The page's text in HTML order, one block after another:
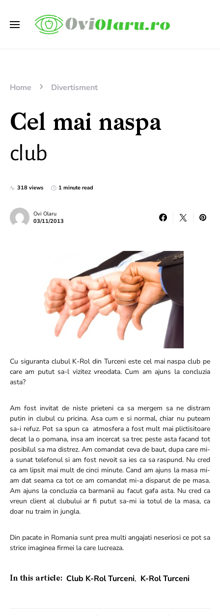
Home Divertisment
Cel mai naspa
club
318 views 1 minute read
Ovi Olaru
03/11/2013
Cu siguranta clubul K-Rol din Turceni este cel mai naspa club pe
care am putut sa-l vizitez vreodata. Cum am ajuns la concluzia
asta?
Am fost invitat de niste prieteni ca sa mergem sa ne distram
putin in clubul cu pricina. Asa cum e si normal, chiar nu puteam
sa-i refuz. Pot sa spun ca atmosfera a fost mult mai plictisitoare
decat la o pomana, insa am incercat sa trec peste asta facand tot
posibilul sa ma distrez. Am comandat ceva de baut, dupa care mi-
a sunat telefonul si am fost nevoit sa ies ca sa raspund. Nu cred
ca am lipsit mai mult de cinci minute. Cand am ajuns la masa mi-
am dat seama ca tot ce am comandat mi-a disparut de pe masa.
Am ajuns la concluzia ca barmanii au facut gafa asta. Nu cred ca
vreun client al clubului ar fi putut sa-mi ia totul de la masa, ca
doar nu traim in jungla.
Din pacate in Romania sunt prea multi angajati neseriosi ce pot sa
strice imaginea firmei la care lucreaza.
In this article: Club K-Rol Turceni, K-Rol Turceni